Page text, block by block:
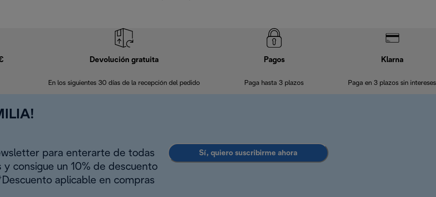
Devolución gratuita
En los siguientes 30 días de la recepción del pedido
Pagos
Paga hasta 3 plazos
Klarna
Paga en 3 plazos sin intereses
para enterarte de todas
consigue un 10% de descuento
aplicable en compras
Sí, quiero suscribirme ahora